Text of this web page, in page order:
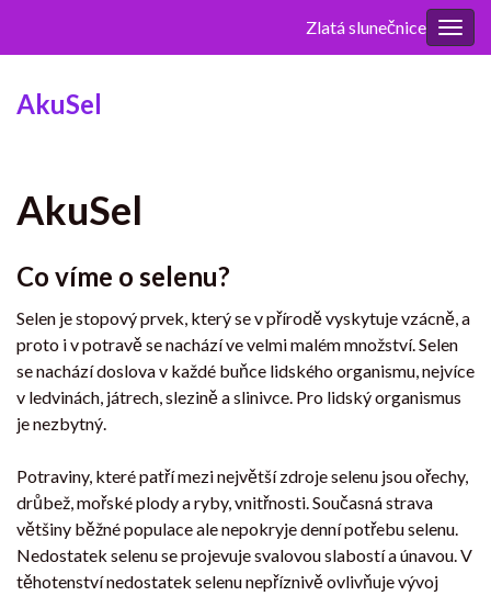
Zlatá slunečnice
AkuSel
AkuSel
Co víme o selenu?
Selen je stopový prvek, který se v přírodě vyskytuje vzácně, a
proto i v potravě se nachází ve velmi malém množství. Selen
se nachází doslova v každé buňce lidského organismu, nejvíce
v ledvinách, játrech, slezině a slinivce. Pro lidský organismus
je nezbytný.
Potraviny, které patří mezi největší zdroje selenu jsou ořechy,
drůbež, mořské plody a ryby, vnitřnosti. Současná strava
většiny běžné populace ale nepokryje denní potřebu selenu.
Nedostatek selenu se projevuje svalovou slabostí a únavou. V
těhotenství nedostatek selenu nepříznivě ovlivňuje vývoj